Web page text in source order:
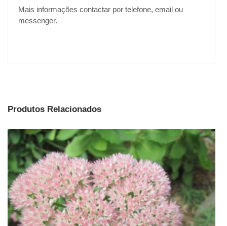
Mais informações contactar por telefone, email ou
messenger.
Produtos Relacionados